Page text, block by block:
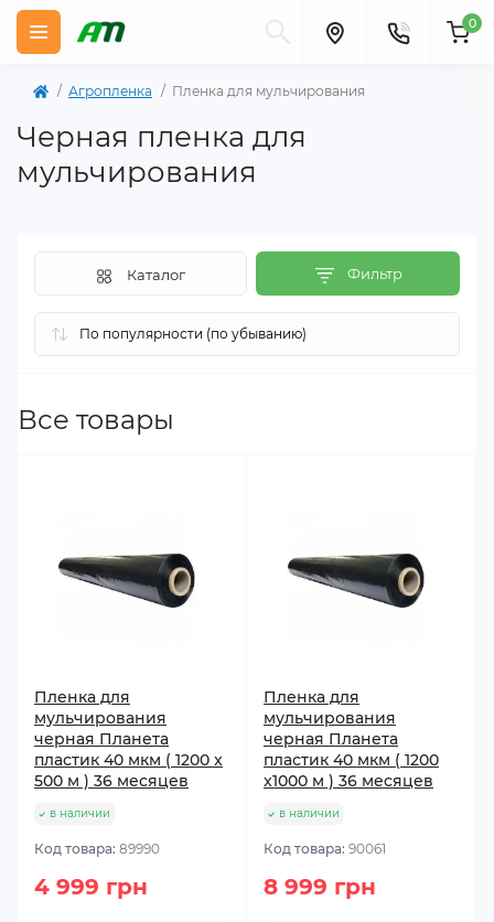
0
Агропленка Пленка для мульчирования
Черная пленка для
мульчирования
Фильтр
Каталог
Все товары
Пленка для
мульчирования
черная Планета
пластик 40 мкм ( 1200 x
500 м ) 36 месяцев
в наличии
Код товара: 89990
4 999 грн
Пленка для
мульчирования
черная Планета
пластик 40 мкм ( 1200
x1000 м ) 36 месяцев
в наличии
Код товара: 90061
8 999 грн